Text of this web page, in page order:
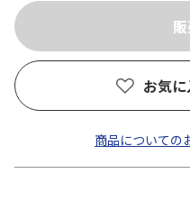
お気
商品についての